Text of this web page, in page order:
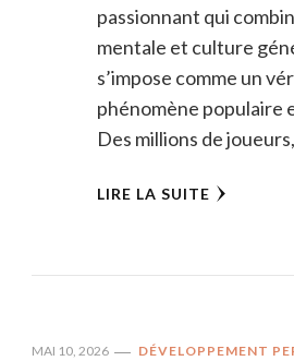
passionnant qui
mentale et culture
s’impose comme un
phénomène populaire
Des millions de
LIRE LA SUITE
MAI 10, 2026 DÉVELOPPEMENT